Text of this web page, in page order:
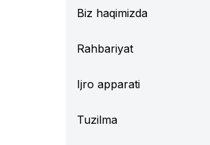
Biz haqimizda
Rahbariyat
Ijro apparati
Tuzilma